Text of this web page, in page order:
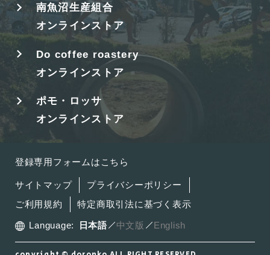
南魚沼生産組合
オンラインストア
Do coffee roastery
オンラインストア
ポモ・ロッサ
オンラインストア
登録専用フォームはこちら
サイトマップ
プライバシーポリシー
ご利用規約
特定商取引法に基づく表示
Language: 日本語 中文版 English